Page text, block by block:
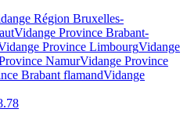
Région Bruxelles-
Vidange Province Brabant-
Province LimbourgVidange
NamurVidange Province
Brabant flamandVidange